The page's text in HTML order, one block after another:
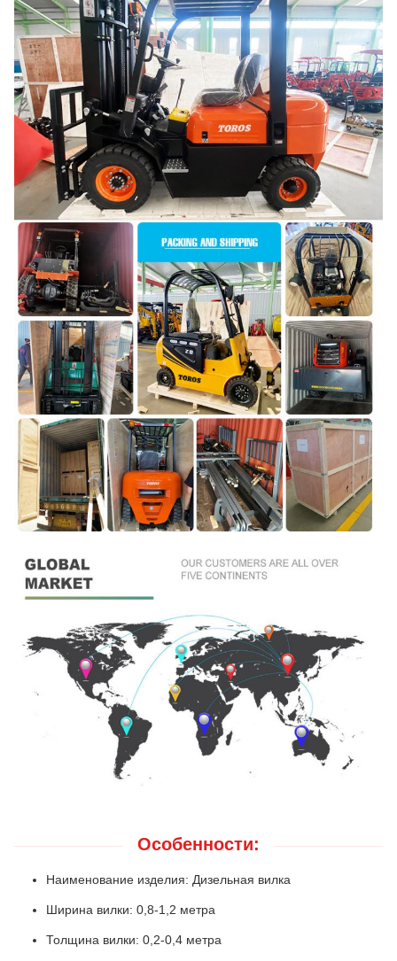
Особенности:
Наименование изделия: Дизельная вилка
Ширина вилки: 0,8-1,2 метра
Толщина вилки: 0,2-0,4 метра